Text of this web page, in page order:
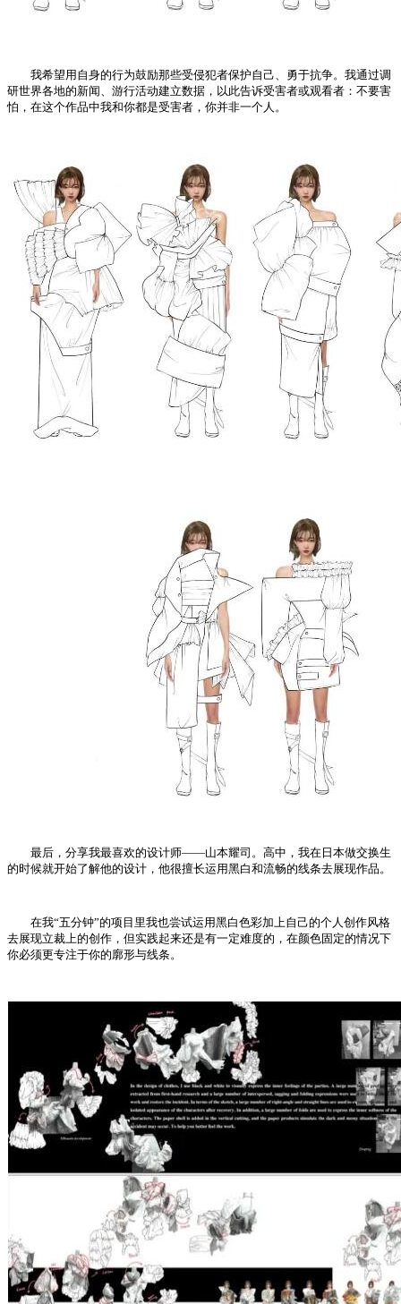
我希望用自身的行为鼓励那些受侵犯者保护自己、勇于抗争。我通过调
研世界各地的新闻、游行活动建立数据，以此告诉受害者或观看者：不要害
怕，在这个作品中我和你都是受害者，你并非一个人。
最后，分享我最喜欢的设计师——山本耀司。高中，我在日本做交换生
的时候就开始了解他的设计，他很擅长运用黑白和流畅的线条去展现作品。
在我“五分钟”的项目里我也尝试运用黑白色彩加上自己的个人创作风格
去展现立裁上的创作，但实践起来还是有一定难度的，在颜色固定的情况下
你必须更专注于你的廓形与线条。